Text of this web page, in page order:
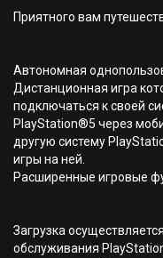
Приятного вам
Автономная
Дистанционная игра
подключаться к своей
PlayStation®5 через
другую систему
игры на ней.
Расширенные игровые
Загрузка
обслуживания